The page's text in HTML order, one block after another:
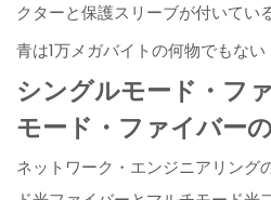
クターと保護スリーブが付いている
青は1万メガバイトの何物でもな
シングルモード・フ
モード・ファイバー
ネットワーク・エンジニアリング